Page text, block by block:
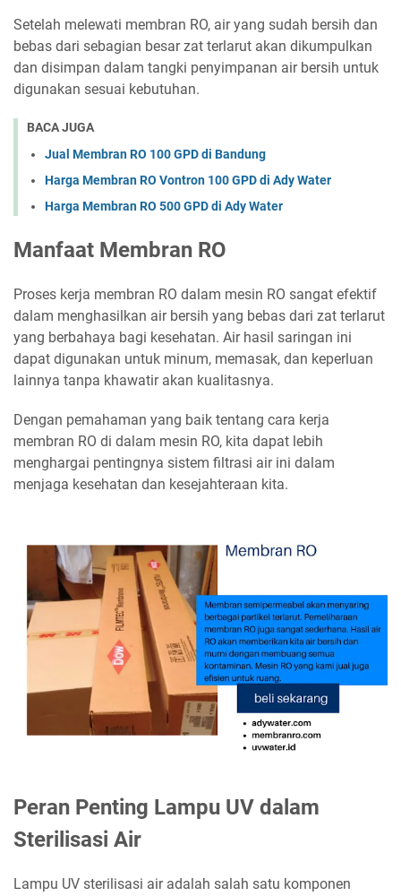
Setelah melewati membran RO, air yang sudah bersih dan
bebas dari sebagian besar zat terlarut akan dikumpulkan
dan disimpan dalam tangki penyimpanan air bersih untuk
digunakan sesuai kebutuhan.
BACA JUGA
Jual Membran RO 100 GPD di Bandung
Harga Membran RO Vontron 100 GPD di Ady Water
Harga Membran RO 500 GPD di Ady Water
Manfaat Membran RO
Proses kerja membran RO dalam mesin RO sangat efektif
dalam menghasilkan air bersih yang bebas dari zat terlarut
yang berbahaya bagi kesehatan. Air hasil saringan ini
dapat digunakan untuk minum, memasak, dan keperluan
lainnya tanpa khawatir akan kualitasnya.
Dengan pemahaman yang baik tentang cara kerja
membran RO di dalam mesin RO, kita dapat lebih
menghargai pentingnya sistem filtrasi air ini dalam
menjaga kesehatan dan kesejahteraan kita.
Peran Penting Lampu UV dalam
Sterilisasi Air
Lampu UV sterilisasi air adalah salah satu komponen